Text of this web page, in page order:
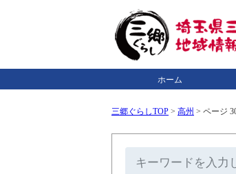
ホーム
三郷ぐらしTOP > 高州 > ページ